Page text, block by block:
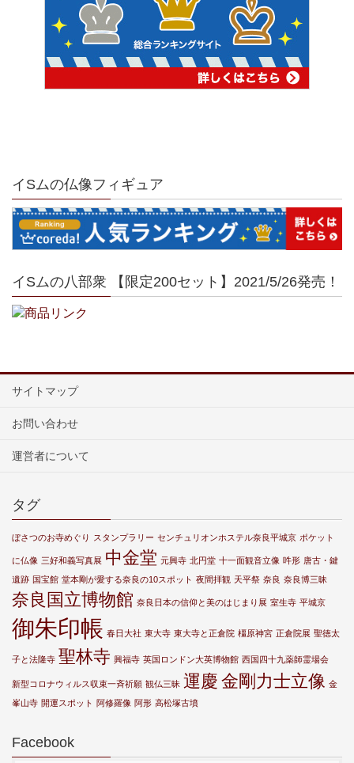
イSムの仏像フィギュア
イSムの八部衆 【限定200セット】2021/5/26発売！
サイトマップ
お問い合わせ
運営者について
タグ
ぼさつのお寺めぐり スタンプラリー センチュリオンホステル奈良平城京 ポケット
に仏像 三好和義写真展 中金堂 元興寺 北円堂 十一面観音立像 吽形 唐古・鍵
遺跡 国宝館 堂本剛が愛する奈良の10スポット 夜間拝観 天平祭 奈良 奈良博三昧
奈良国立博物館 奈良日本の信仰と美のはじまり展 室生寺 平城京
御朱印帳 春日大社 東大寺 東大寺と正倉院 橿原神宮 正倉院展 聖徳太
子と法隆寺 聖林寺 興福寺 英国ロンドン大英博物館 西国四十九薬師霊場会
新型コロナウィルス収束一斉祈願 観仏三昧 運慶 金剛力士立像 金
峯山寺 開運スポット 阿修羅像 阿形 高松塚古墳
Facebook